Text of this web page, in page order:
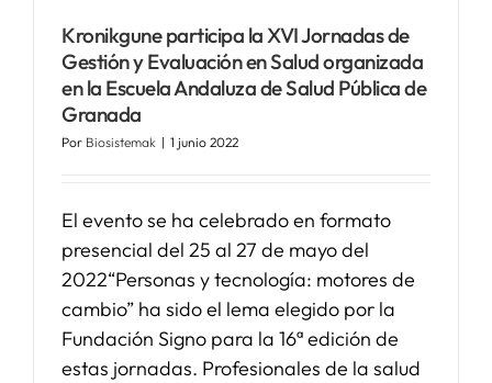
Kronikgune participa la XVI Jornadas de
Gestión y Evaluación en Salud organizada
en la Escuela Andaluza de Salud Pública de
Granada
Por Biosistemak | 1 junio 2022
El evento se ha celebrado en formato
presencial del 25 al 27 de mayo del
2022“Personas y tecnología: motores de
cambio” ha sido el lema elegido por la
Fundación Signo para la 16ª edición de
estas jornadas. Profesionales de la salud